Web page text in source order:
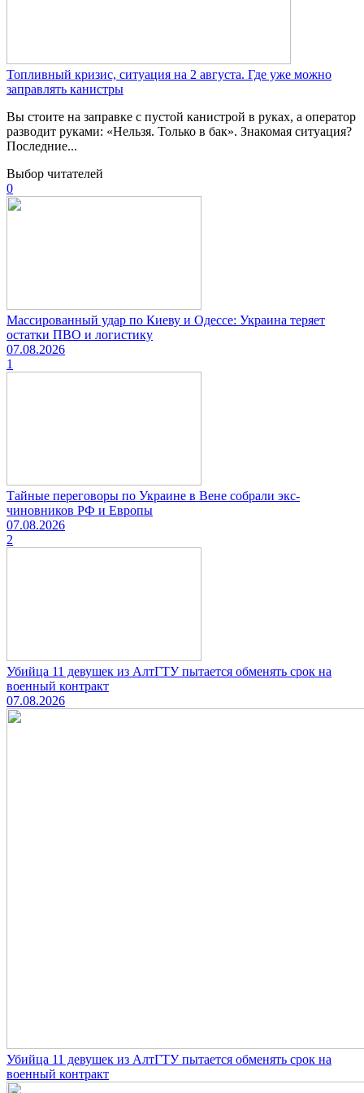
Топливный кризис, ситуация на 2 августа. Где уже можно
заправлять канистры
Вы стоите на заправке с пустой канистрой в руках, а оператор
разводит руками: «Нельзя. Только в бак». Знакомая ситуация?
Последние...
Выбор читателей
0
Массированный удар по Киеву и Одессе: Украина теряет
остатки ПВО и логистику
07.08.2026
1
Тайные переговоры по Украине в Вене собрали экс-
чиновников РФ и Европы
07.08.2026
2
Убийца 11 девушек из АлтГТУ пытается обменять срок на
военный контракт
07.08.2026
Убийца 11 девушек из АлтГТУ пытается обменять срок на
военный контракт